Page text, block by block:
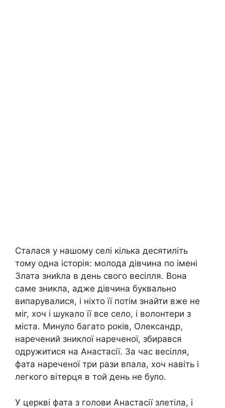
Сталася у нашому селі кілька десятиліть
тому одна історія: молода дівчина по імені
Злата зниkла в день свого весілля. Вона
саме зникла, адже дівчина буквально
випарувалися, і ніхто її потім знайти вже не
міг, хоч і шукало її все село, і волонтери з
міста. Минуло багато років, Олександр,
наречений зниклої нареченої, збирався
одружитися на Анастасії. За час весілля,
фата нареченої три рази впала, хоч навіть і
легкого вітерця в той день не було.
У церкві фата з голови Анастасії злетіла, і